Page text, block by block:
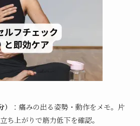
：痛みの出る姿勢・動作をメモ。片
ち上がりで筋力低下を確認。